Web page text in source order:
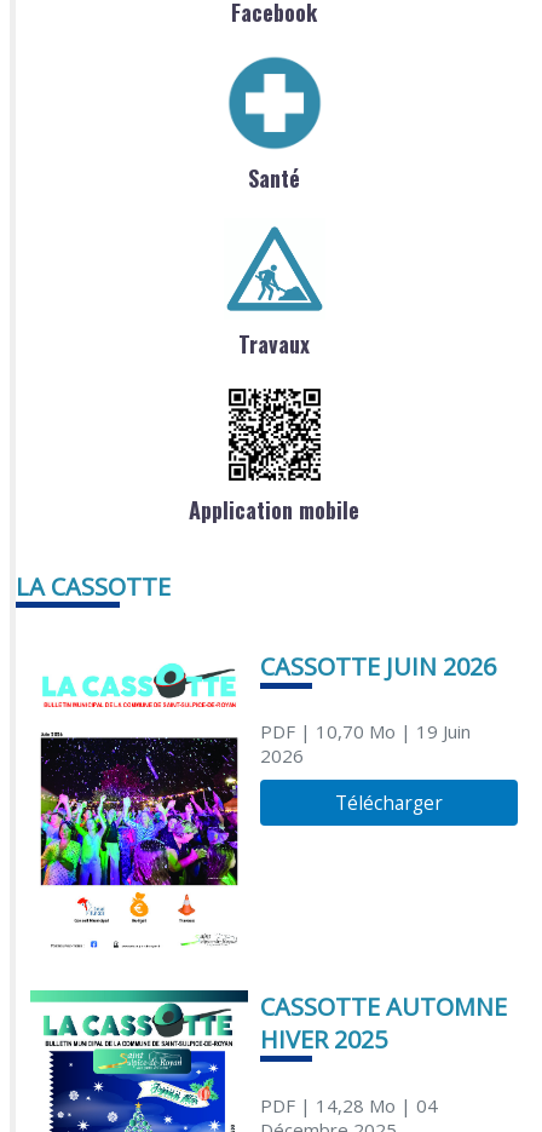
Facebook
Santé
Travaux
Application mobile
LA CASSOTTE
CASSOTTE JUIN 2026
PDF| 10,70 Mo | 19 Juin
2026
Télécharger
CASSOTTE AUTOMNE
HIVER 2025
PDF| 14,28 Mo | 04